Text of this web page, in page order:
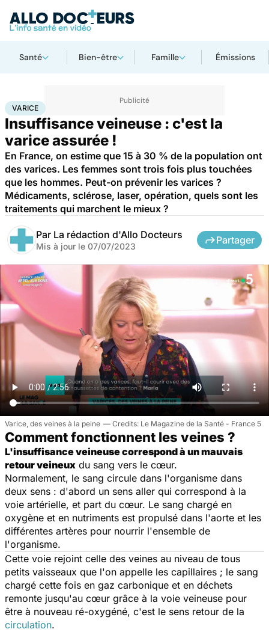
Santé Bien-être Famille Émissions
AccueilSanté
VARICE
Insuffisance veineuse : c'est la
varice assurée !
En France, on estime que 15 à 30 % de la population ont
des varices. Les femmes sont trois fois plus touchées
que les hommes. Peut-on prévenir les varices ?
Médicaments, sclérose, laser, opération, quels sont les
traitements qui marchent le mieux ?
Par La rédaction d'Allo Docteurs
Mis à jour le 07/07/2023
Partager
Varice, des veines à la peine Le Magazine de la Santé - France 5
Comment fonctionnent les veines ?
L'insuffisance veineuse correspond à un mauvais
retour veineux du sang vers le cœur.
Normalement, le sang circule dans l'organisme dans
deux sens : d'abord un sens aller qui correspond à la
voie artérielle, et part du cœur. Le sang chargé en
oxygène et en nutriments est propulsé dans l'aorte et les
différentes artères pour nourrir l'ensemble de
l'organisme.
Cette voie rejoint celle des veines au niveau de tous
petits vaisseaux que l'on appelle les capillaires ; le sang
chargé cette fois en gaz carbonique et en déchets
remonte jusqu'au cœur grâce à la voie veineuse pour
être à nouveau ré-oxygéné, c'est le sens retour de la
circulation.